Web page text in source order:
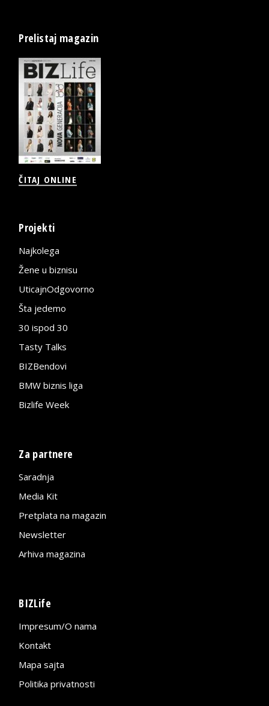
Prelistaj magazin
ČITAJ ONLINE
Projekti
Najkolega
Žene u biznisu
UticajnOdgovorno
Šta jedemo
30 ispod 30
Tasty Talks
BIZBendovi
BMW biznis liga
Bizlife Week
Za partnere
Saradnja
Media Kit
Pretplata na magazin
Newsletter
Arhiva magazina
BIZLife
Impresum/O nama
Kontakt
Mapa sajta
Politika privatnosti